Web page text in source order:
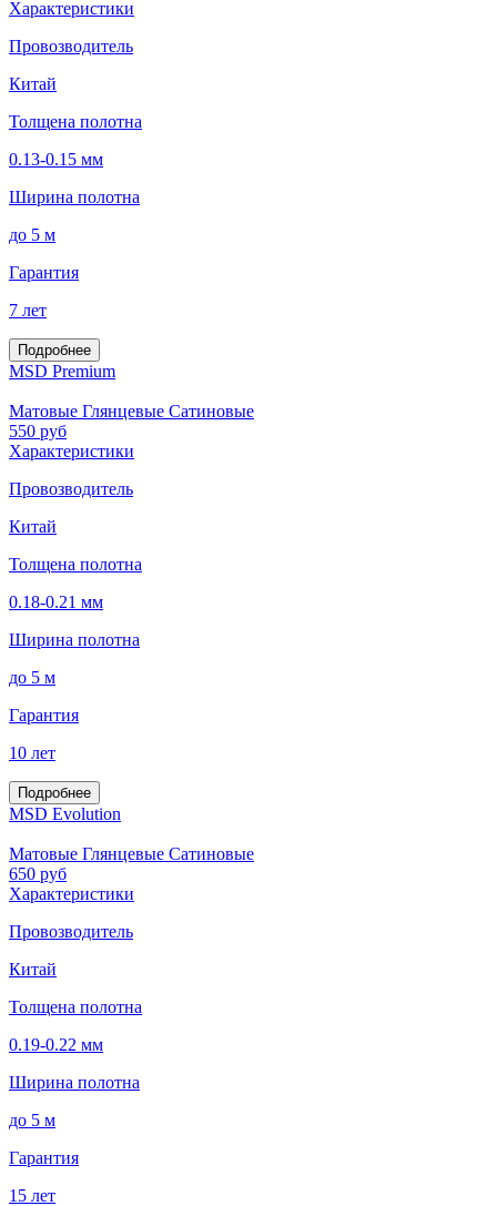
Характеристики
Провозводитель
Китай
Толщена полотна
0.13-0.15 мм
Ширина полотна
до 5 м
Гарантия
7 лет
Подробнее
MSD Premium
Матовые Глянцевые Сатиновые
550 руб
Характеристики
Провозводитель
Китай
Толщена полотна
0.18-0.21 мм
Ширина полотна
до 5 м
Гарантия
10 лет
Подробнее
MSD Evolution
Матовые Глянцевые Сатиновые
650 руб
Характеристики
Провозводитель
Китай
Толщена полотна
0.19-0.22 мм
Ширина полотна
до 5 м
Гарантия
15 лет